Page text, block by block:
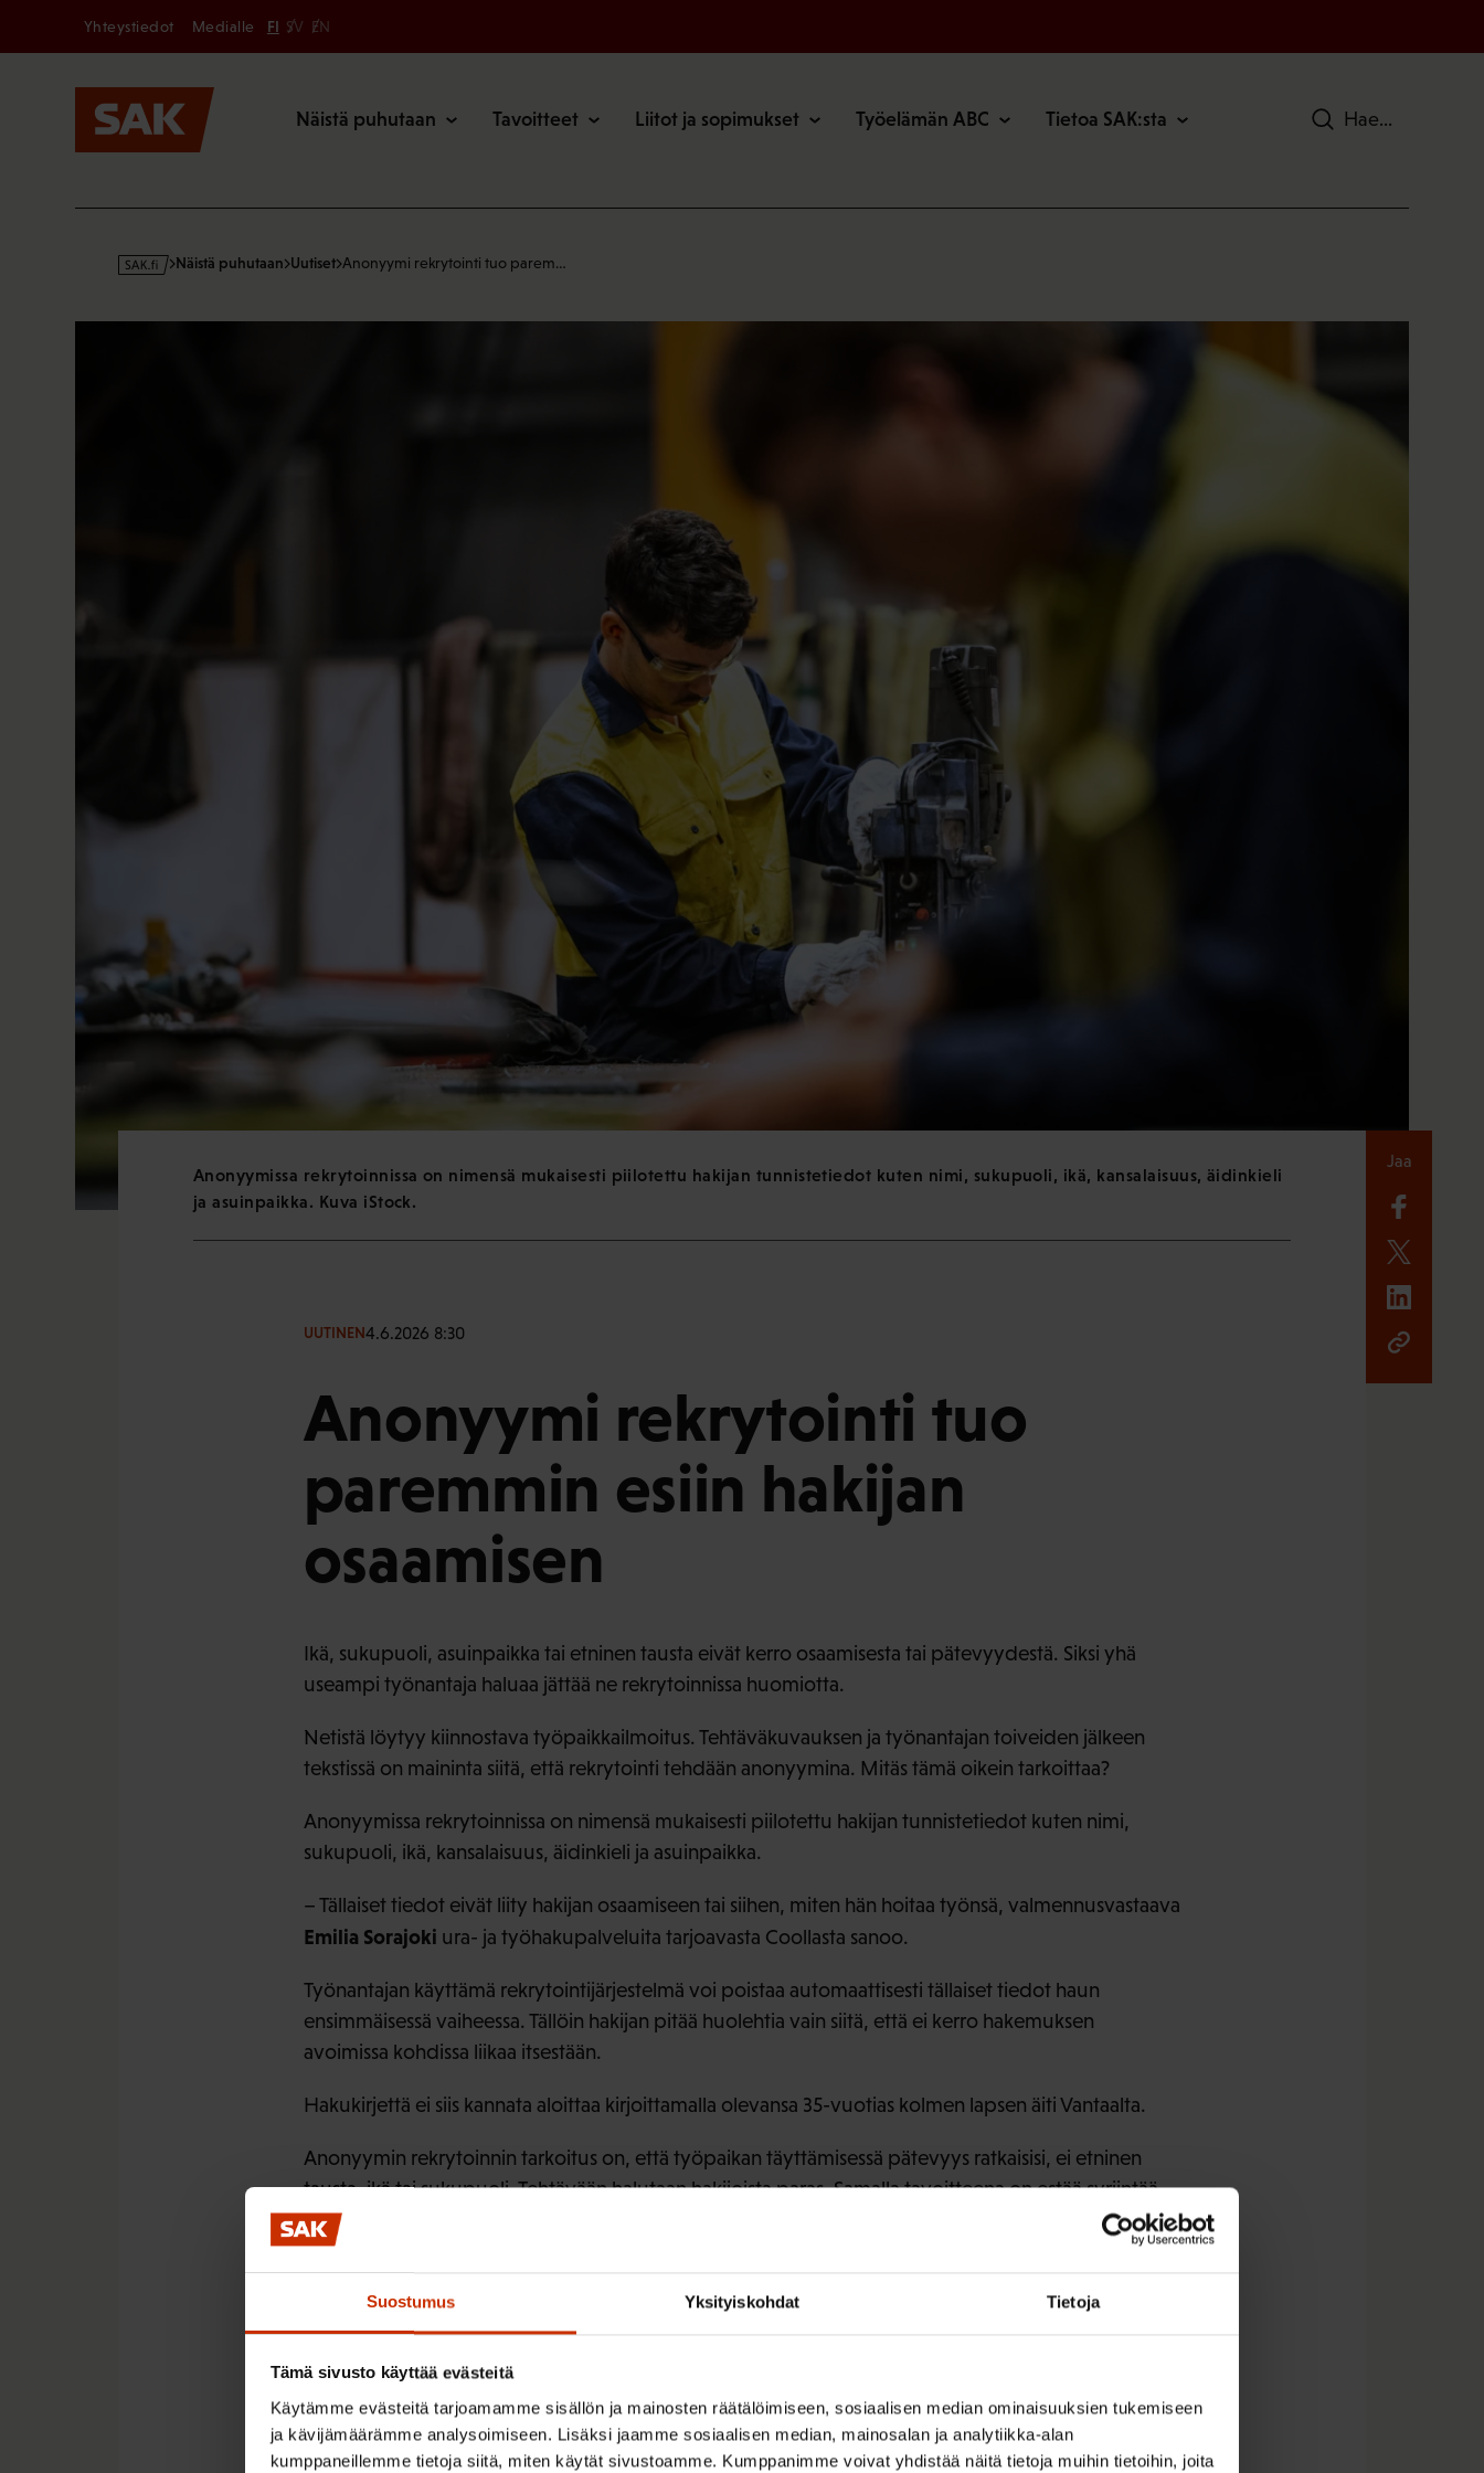
Suostumus Yksityiskohdat Tietoja
Tämä sivusto käyttää evästeitä
Käytämme evästeitä tarjoamamme sisällön ja mainosten räätälöimiseen, sosiaalisen median ominaisuuksien tukemiseen
ja kävijämäärämme analysoimiseen. Lisäksi jaamme sosiaalisen median, mainosalan ja analytiikka-alan
kumppaneillemme tietoja siitä, miten käytät sivustoamme. Kumppanimme voivat yhdistää näitä tietoja muihin tietoihin, joita
Secondary
Yhteystiedot Medialle FI SV EN
Näistä puhutaan Tavoitteet Liitot ja sopimukset Työelämän ABC Tietoa SAK:sta Hae
s
Näistä puhutaan Uutiset Anonyymi rekrytointi tuo parem…
Anonyymissa rekrytoinnissa on nimensä mukaisesti piilotettu hakijan tunnistetiedot kuten nimi, sukupuoli, ikä, kansalaisuus, äidinkieli
ja asuinpaikka. Kuva iStock.
UUTINEN4.6.2026 8:30
Anonyymi rekrytointi tuo
paremmin esiin hakijan
osaamisen
Ikä, sukupuoli, asuinpaikka tai etninen tausta eivät kerro osaamisesta tai pätevyydestä. Siksi yhä
useampi työnantaja haluaa jättää ne rekrytoinnissa huomiotta.
Netistä löytyy kiinnostava työpaikkailmoitus. Tehtäväkuvauksen ja työnantajan toiveiden jälkeen
tekstissä on maininta siitä, että rekrytointi tehdään anonyymina. Mitäs tämä oikein tarkoittaa?
Anonyymissa rekrytoinnissa on nimensä mukaisesti piilotettu hakijan tunnistetiedot kuten nimi,
sukupuoli, ikä, kansalaisuus, äidinkieli ja asuinpaikka.
– Tällaiset tiedot eivät liity hakijan osaamiseen tai siihen, miten hän hoitaa työnsä, valmennusvastaava
Emilia Sorajoki ura- ja työhakupalveluita tarjoavasta Coollasta sanoo.
Työnantajan käyttämä rekrytointijärjestelmä voi poistaa automaattisesti tällaiset tiedot haun
ensimmäisessä vaiheessa. Tällöin hakijan pitää huolehtia vain siitä, että ei kerro hakemuksen
avoimissa kohdissa liikaa itsestään.
Hakukirjettä ei siis kannata aloittaa kirjoittamalla olevansa 35-vuotias kolmen lapsen äiti Vantaalta.
Anonyymin rekrytoinnin tarkoitus on, että työpaikan täyttämisessä pätevyys ratkaisisi, ei etninen
tausta, ikä tai sukupuoli. Tehtävään halutaan hakijoista paras. Samalla tavoitteena on estää syrjintää.
– Joskus taustalla voi olla myös halu rakentaa moninainen työyhteisö. Kun työpaikalla on eri-ikäisiä ja
erilaisista taustoista tulevia ihmisiä, organisaation ongelmanratkaisu- ja ideointikyvyn ajatellaan
paranevan, Sorajoki lisää.
Napin painalluksella tiedot piiloon
Etenkin julkinen sektori, kunnat, valtio ja hyvinvointialueet ovat käyttäneet anonyymia rekrytointia.
Jaa